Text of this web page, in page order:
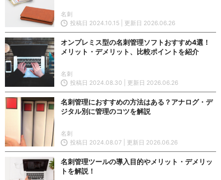
投稿日 2024.10.15 | 更新日 2026.06.26
名刺
オンプレミス型の名刺管理ソフトおすすめ4選！
メリット・デメリット、比較ポイントを紹介
投稿日 2024.08.30 | 更新日 2026.06.26
名刺
名刺管理におすすめの方法はある？アナログ・デ
ジタル別に管理のコツを解説
投稿日 2024.08.07 | 更新日 2026.06.26
名刺
名刺管理ツールの導入目的やメリット・デメリッ
トを解説！